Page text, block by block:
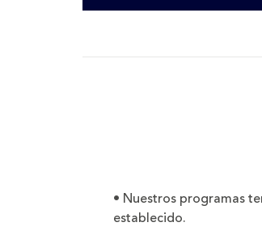
• Nuestros programas
establecido.